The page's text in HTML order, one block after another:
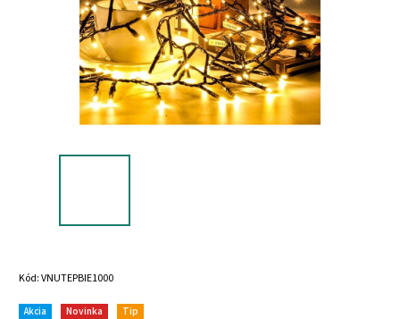
Kód:VNUTEPBIE1000
Akcia Novinka Tip